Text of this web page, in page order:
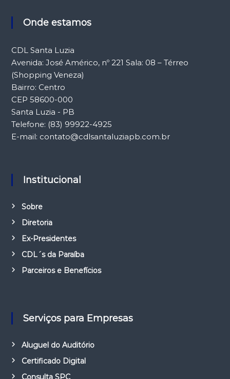
Onde estamos
CDL Santa Luzia
Avenida: José Américo, nº 221 Sala: 08 – Térreo
(Shopping Veneza)
Bairro: Centro
CEP 58600-000
Santa Luzia - PB
Telefone: (83) 99922-4925
E-mail: contato@cdlsantaluziapb.com.br
Institucional
Sobre
Diretoria
Ex-Presidentes
CDL´s da Paraíba
Parceiros e Benefícios
Serviços para Empresas
Aluguel do Auditório
Certificado Digital
Consulta SPC